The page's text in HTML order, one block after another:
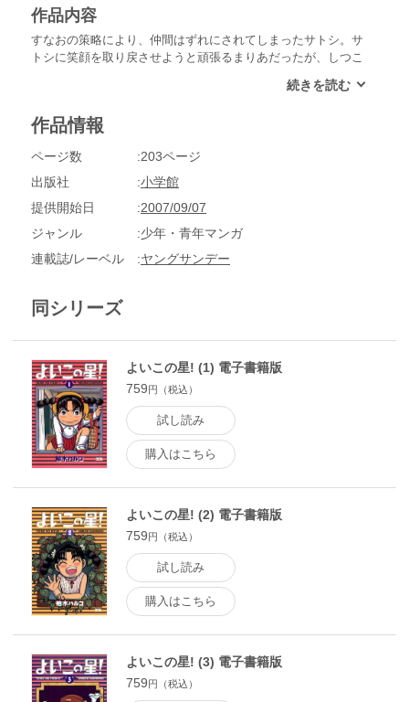
作品内容
すなおの策略により、仲間はずれにされてしまったサトシ。サ
トシに笑顔を取り戻させようと頑張るまりあだったが、しつこ
るまりあを元気づけようとする民子の前に、同じクラスの柳井
作品情報
ページ数
203ページ
出版社
小学館
提供開始日
2007/09/07
ジャンル
少年・青年マンガ
連載誌/レーベル
ヤングサンデー
同シリーズ
よいこの星! (1) 電子書籍版
759円（税込）
試し読み
購入はこちら
よいこの星! (2) 電子書籍版
759円（税込）
試し読み
購入はこちら
よいこの星! (3) 電子書籍版
759円（税込）